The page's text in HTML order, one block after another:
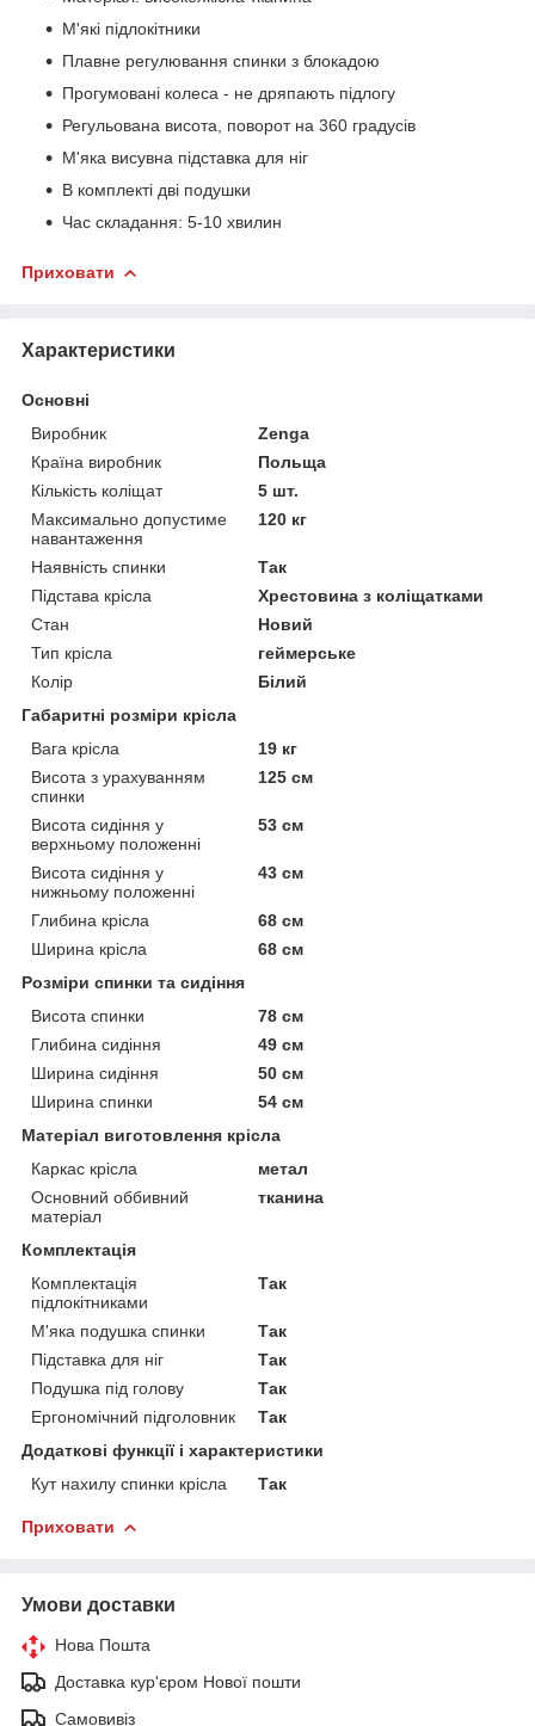
М'які підлокітники
Плавне регулювання спинки з блокадою
Прогумовані колеса - не дряпають підлогу
Регульована висота, поворот на 360 градусів
М'яка висувна підставка для ніг
В комплекті дві подушки
Час складання: 5-10 хвилин
Приховати
Характеристики
Основні
Виробник
Zenga
Країна виробник
Польща
Кількість коліщат
5 шт.
Максимально допустиме
навантаження
120 кг
Наявність спинки
Так
Підстава крісла
Хрестовина з коліщатками
Стан
Новий
Тип крісла
геймерське
Колір
Білий
Габаритні розміри крісла
Вага крісла
19 кг
Висота з урахуванням
спинки
125 см
Висота сидіння у
верхньому положенні
53 см
Висота сидіння у
нижньому положенні
43 см
Глибина крісла
68 см
Ширина крісла
68 см
Розміри спинки та сидіння
Висота спинки
78 см
Глибина сидіння
49 см
Ширина сидіння
50 см
Ширина спинки
54 см
Матеріал виготовлення крісла
Каркас крісла
метал
Основний оббивний
матеріал
тканина
Комплектація
Комплектація
підлокітниками
Так
М'яка подушка спинки
Так
Підставка для ніг
Так
Подушка під голову
Так
Ергономічний підголовник
Так
Додаткові функції і характеристики
Кут нахилу спинки крісла
Так
Приховати
Умови доставки
Нова Пошта
Доставка кур'єром Нової пошти
Самовивіз